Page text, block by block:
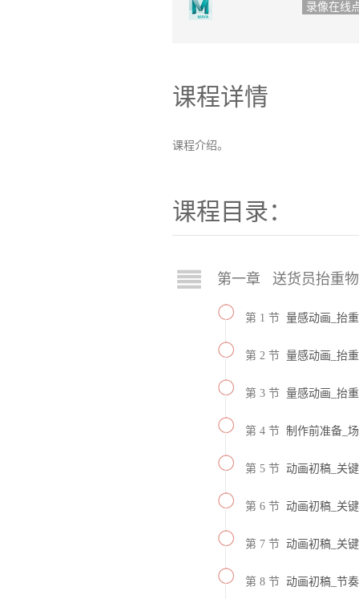
录像在线
课程详情
课程介绍。
课程目录：
第一章 送货员抬重
第 1 节 量感动画_抬
第 2 节 量感动画_抬
第 3 节 量感动画_抬
第 4 节 制作前准备_
第 5 节 动画初稿_关
第 6 节 动画初稿_关
第 7 节 动画初稿_关
第 8 节 动画初稿_节